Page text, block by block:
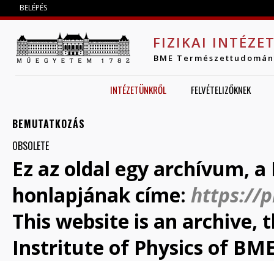
BELÉPÉS
FIZIKAI
BME
INTÉZETÜNKRŐL FELVÉTELIZŐKNEK
BEMUTATKOZÁS
OBSOLETE
Ez az oldal egy archívum,
honlapjának címe: https://
This website is an archive,
Instritute of Physics of